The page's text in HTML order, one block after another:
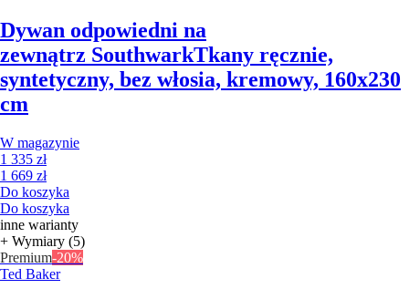
Dywan odpowiedni na
zewnątrz SouthwarkTkany ręcznie,
syntetyczny, bez włosia, kremowy, 160x230
cm
W magazynie
1 335 zł
1 669 zł
Do koszyka
Do koszyka
inne warianty
+ Wymiary (5)
Premium-20%
Ted Baker